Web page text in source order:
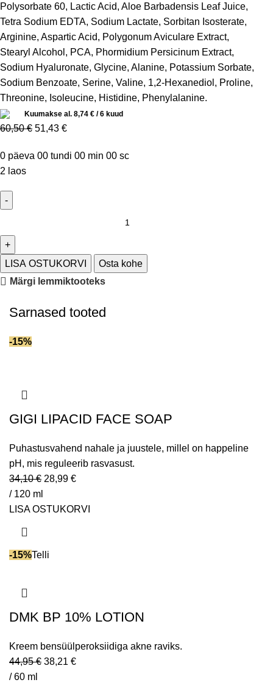
Polysorbate 60, Lactic Acid, Aloe Barbadensis Leaf Juice,
Tetra Sodium EDTA, Sodium Lactate, Sorbitan Isosterate,
Arginine, Aspartic Acid, Polygonum Aviculare Extract,
Stearyl Alcohol, PCA, Phormidium Persicinum Extract,
Sodium Hyaluronate, Glycine, Alanine, Potassium Sorbate,
Sodium Benzoate, Serine, Valine, 1,2-Hexanediol, Proline,
Threonine, Isoleucine, Histidine, Phenylalanine.
Kuumakse al.8,74€ / 6 kuud
60,50€ 51,43€
0 päeva00tundi00 min00sc
2 laos
LISA OSTUKORVI
Osta kohe
Märgi lemmiktooteks
Sarnased tooted
-15%
GIGI LIPACID FACE SOAP
Puhastusvahend nahale ja juustele, millel on happeline
pH, mis reguleerib rasvasust.
34,10€ 28,99 €
/ 120 ml
LISA OSTUKORVI
-15%Telli
DMK BP 10% LOTION
Kreem bensüülperoksiidiga akne raviks.
44,95€ 38,21 €
/ 60 ml